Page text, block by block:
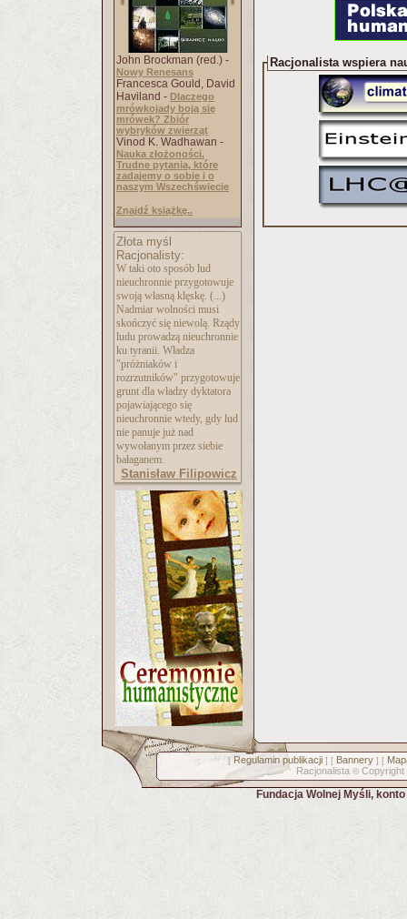
John Brockman (red.) -
Nowy Renesans
Francesca Gould, David
Haviland - Dlaczego
mrówkojady boją się
mrówek? Zbiór
wybryków zwierząt
Vinod K. Wadhawan -
Nauka złożoności.
Trudne pytania, które
zadajemy o sobie i o
naszym Wszechświecie
Znajdź książkę..
Złota myśl
Racjonalisty:
W taki oto sposób lud
nieuchronnie przygotowuje
swoją własną klęskę. (...)
Nadmiar wolności musi
skończyć się niewolą. Rządy
ludu prowadzą nieuchronnie
ku tyranii. Władza
"próżniaków i
rozrzutników" przygotowuje
grunt dla władzy dyktatora
pojawiającego się
nieuchronnie wtedy, gdy lud
nie panuje już nad
wywołanym przez siebie
bałaganem.
Stanisław Filipowicz
Racjonalista wspiera
[ Regulamin publikacji] [ Bannery] [
Racjonalista © Copyright
Fundacja Wolnej Myśli,